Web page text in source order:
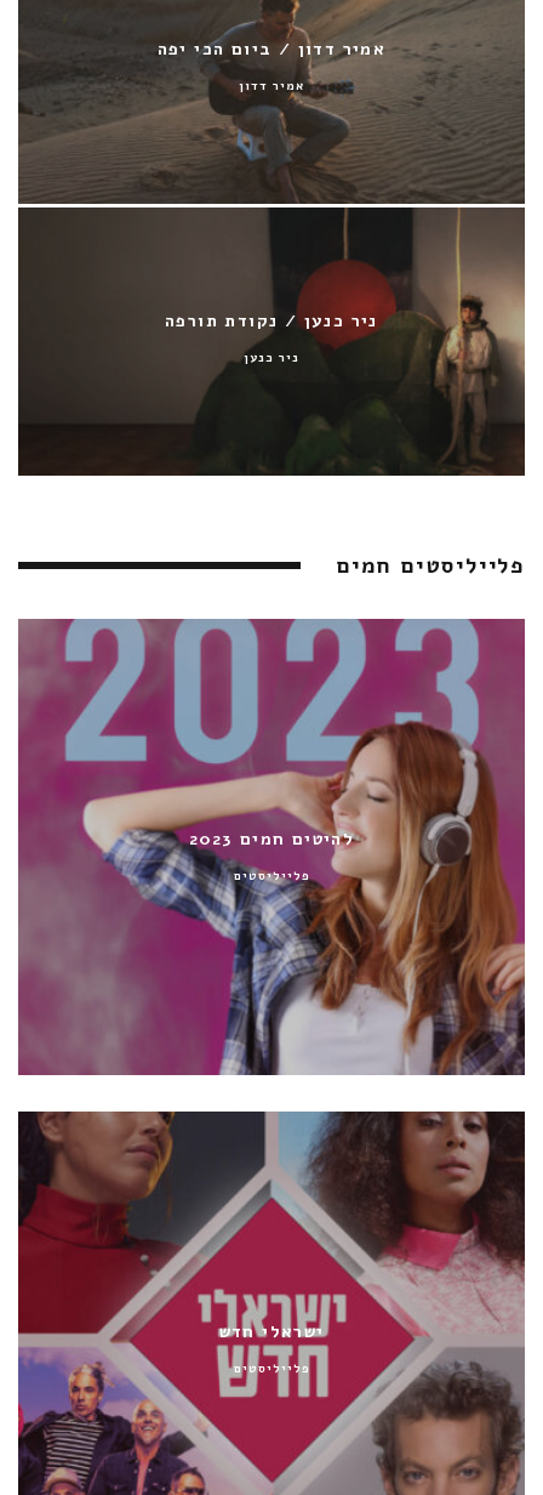
אמיר דדון / ביום הכי יפה
אמיר דדון
ניר כנען / נקודת תורפה
ניר כנען
פלייליסטים חמים
להיטים חמים 2023
פלייליסטים
ישראלי חדש
פלייליסטים